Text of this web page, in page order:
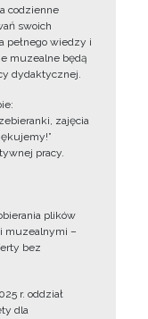
codzienne
swoich
pełnego wiedzy i
muzealne będą
dydaktycznej.
zajęcia
pracy.
plików
muzealnymi –
bez
r. oddział
dla